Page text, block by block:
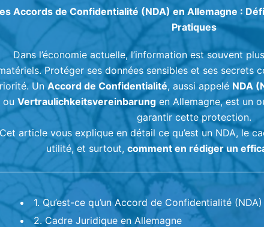
Accords de Confidentialité (NDA) en Allemagne :
Pratiques
Dans l’économie actuelle, l’information est souvent
Protéger ses données sensibles et ses secrets
Un Accord de Confidentialité, aussi appelé NDA
ou Vertraulichkeitsvereinbarung en Allemagne, est un
garantir cette protection.
Cet article vous explique en détail ce qu’est un NDA, le
utilité, et surtout, comment en rédiger un
1. Qu’est-ce qu’un Accord de Confidentialité (NDA)
2. Cadre Juridique en Allemagne